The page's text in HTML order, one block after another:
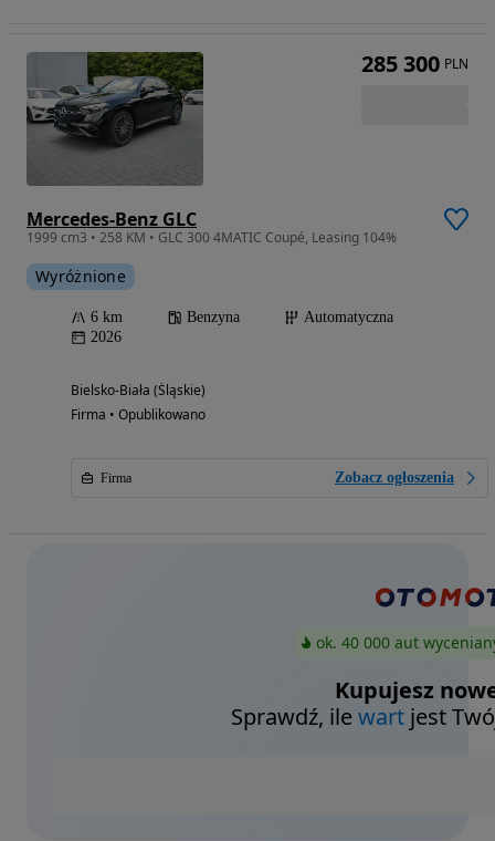
Mercedes-Benz GLC
1999 cm3 • 258 KM • GLC 300 4MATIC Coupé, Leasing 104%
Wyróżnione
6 km Benzyna
Automatyczna
2026
Bielsko-Biała (Śląskie)
Firma • Opublikowano
Firma Zobacz ogłoszenia
285 300 PLN
ok. 40 000 aut
Kupujesz
Sprawdź, ilewart jest